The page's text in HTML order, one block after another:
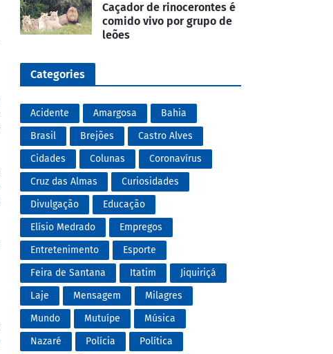
Caçador de rinocerontes é
comido vivo por grupo de
leões
Categories
Acidente Amargosa
Bahia
Brasil
Brejões
Castro Alves
Cidades
Colunas
Coronavírus
Cruz das Almas
Curiosidades
Divulgação
Educação
Elísio Medrado
Empregos
Entretenimento
Esporte
Feira de Santana
Itatim
Jiquiriçá
Laje
Mensagem
Milagres
Mundo
Mutuípe
Música
Nazaré
Polícia
Política